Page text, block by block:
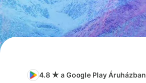
4.8 ★ a Google Play Áruházban